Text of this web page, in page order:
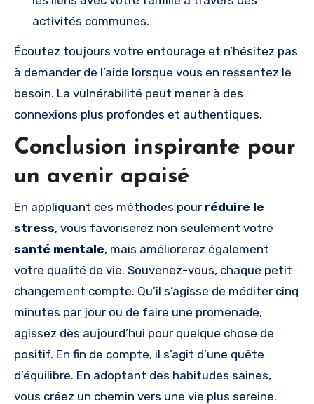
activités communes.
Écoutez toujours votre entourage et n’hésitez pas
à demander de l’aide lorsque vous en ressentez le
besoin. La vulnérabilité peut mener à des
connexions plus profondes et authentiques.
Conclusion inspirante pour
un avenir apaisé
En appliquant ces méthodes pour réduire le
stress, vous favoriserez non seulement votre
santé mentale, mais améliorerez également
votre qualité de vie. Souvenez-vous, chaque petit
changement compte. Qu’il s’agisse de méditer cinq
minutes par jour ou de faire une promenade,
agissez dès aujourd’hui pour quelque chose de
positif. En fin de compte, il s’agit d’une quête
d’équilibre. En adoptant des habitudes saines,
vous créez un chemin vers une vie plus sereine.